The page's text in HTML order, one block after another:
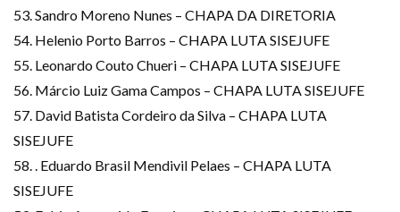
53. Sandro Moreno Nunes – CHAPA DA DIRETORIA
54. Helenio Porto Barros – CHAPA LUTA SISEJUFE
55. Leonardo Couto Chueri – CHAPA LUTA SISEJUFE
56. Márcio Luiz Gama Campos – CHAPA LUTA SISEJUFE
57. David Batista Cordeiro da Silva – CHAPA LUTA
SISEJUFE
58. . Eduardo Brasil Mendivil Pelaes – CHAPA LUTA
SISEJUFE